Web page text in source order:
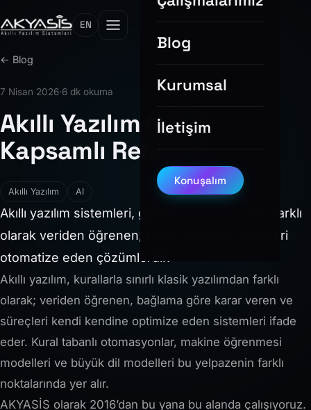
EN
Blog
Kurumsal
İletişim
Konuşalım
← Blog
7 Nisan 2026·6 dk okuma
Akıllı Yazılım Nedir?
Kapsamlı Rehber
Akıllı Yazılım AI
Akıllı yazılım sistemleri, geleneksel yazılımdan farklı
olarak veriden öğrenen, karar veren ve süreçleri
otomatize eden çözümlerdir.
Akıllı yazılım, kurallarla sınırlı klasik yazılımdan farklı
olarak; veriden öğrenen, bağlama göre karar veren ve
süreçleri kendi kendine optimize eden sistemleri ifade
eder. Kural tabanlı otomasyonlar, makine öğrenmesi
modelleri ve büyük dil modelleri bu yelpazenin farklı
noktalarında yer alır.
AKYASİS olarak 2016’dan bu yana bu alanda çalışıyoruz.